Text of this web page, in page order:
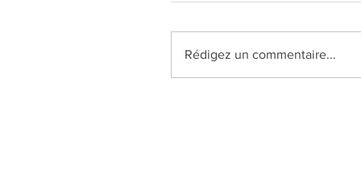
Rédigez un commentaire...